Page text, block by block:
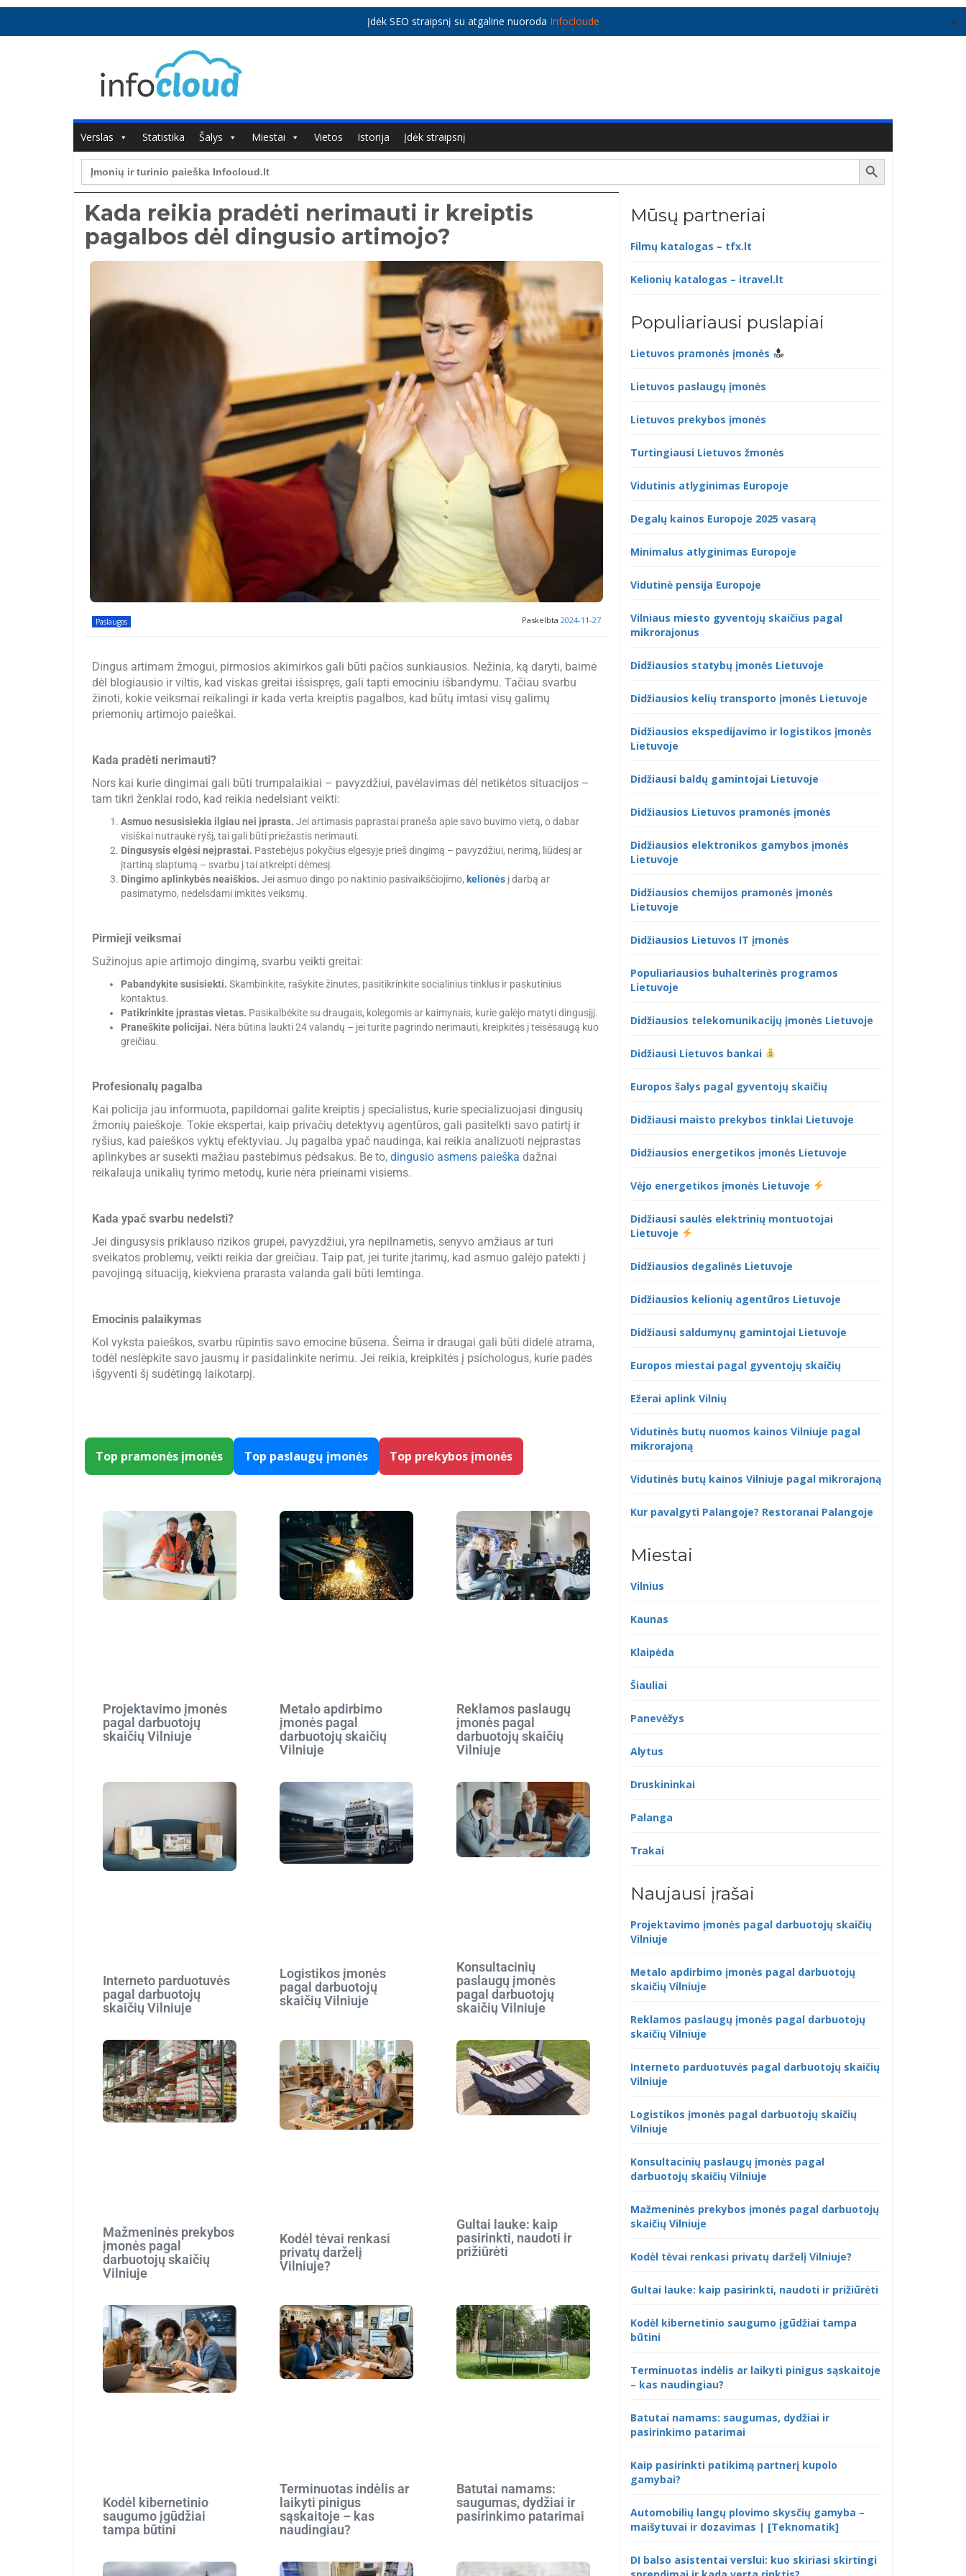
Įdėk SEO straipsnį su atgaline nuoroda Infocloude ✕
Verslas Statistika Šalys Miestai Vietos Istorija
Įdėk straipsnį
Search
for:
Search Button
Kada reikia pradėti nerimauti ir kreiptis
pagalbos dėl dingusio artimojo?
Paslaugos Paskelbta 2024-11-27
Dingus artimam žmogui, pirmosios akimirkos gali būti pačios sunkiausios. Nežinia, ką daryti, baimė
dėl blogiausio ir viltis, kad viskas greitai išsispręs, gali tapti emociniu išbandymu. Tačiau svarbu
žinoti, kokie veiksmai reikalingi ir kada verta kreiptis pagalbos, kad būtų imtasi visų galimų
priemonių artimojo paieškai.
Kada pradėti nerimauti?
Nors kai kurie dingimai gali būti trumpalaikiai – pavyzdžiui, pavėlavimas dėl netikėtos situacijos –
tam tikri ženklai rodo, kad reikia nedelsiant veikti:
Asmuo nesusisiekia ilgiau nei įprasta. Jei artimasis paprastai praneša apie savo buvimo vietą, o dabar
visiškai nutraukė ryšį, tai gali būti priežastis nerimauti.
Dingusysis elgėsi neįprastai. Pastebėjus pokyčius elgesyje prieš dingimą – pavyzdžiui, nerimą, liūdesį ar
įtartiną slaptumą – svarbu į tai atkreipti dėmesį.
Dingimo aplinkybės neaiškios. Jei asmuo dingo po naktinio pasivaikščiojimo, kelionės į darbą ar
pasimatymo, nedelsdami imkitės veiksmų.
Pirmieji veiksmai
Sužinojus apie artimojo dingimą, svarbu veikti greitai:
Pabandykite susisiekti. Skambinkite, rašykite žinutes, pasitikrinkite socialinius tinklus ir paskutinius
kontaktus.
Patikrinkite įprastas vietas. Pasikalbėkite su draugais, kolegomis ar kaimynais, kurie galėjo matyti dingusįjį.
Praneškite policijai. Nėra būtina laukti 24 valandų – jei turite pagrindo nerimauti, kreipkitės į teisėsaugą kuo
greičiau.
Profesionalų pagalba
Kai policija jau informuota, papildomai galite kreiptis į specialistus, kurie specializuojasi dingusių
žmonių paieškoje. Tokie ekspertai, kaip privačių detektyvų agentūros, gali pasitelkti savo patirtį ir
ryšius, kad paieškos vyktų efektyviau. Jų pagalba ypač naudinga, kai reikia analizuoti neįprastas
aplinkybes ar susekti mažiau pastebimus pėdsakus. Be to, dingusio asmens paieška dažnai
reikalauja unikalių tyrimo metodų, kurie nėra prieinami visiems.
Kada ypač svarbu nedelsti?
Jei dingusysis priklauso rizikos grupei, pavyzdžiui, yra nepilnametis, senyvo amžiaus ar turi
sveikatos problemų, veikti reikia dar greičiau. Taip pat, jei turite įtarimų, kad asmuo galėjo patekti į
pavojingą situaciją, kiekviena prarasta valanda gali būti lemtinga.
Emocinis palaikymas
Kol vyksta paieškos, svarbu rūpintis savo emocine būsena. Šeima ir draugai gali būti didelė atrama,
todėl neslėpkite savo jausmų ir pasidalinkite nerimu. Jei reikia, kreipkitės į psichologus, kurie padės
išgyventi šį sudėtingą laikotarpį.
Top pramonės įmonės Top paslaugų įmonės Top prekybos įmonės
Projektavimo įmonės
pagal darbuotojų
skaičių Vilniuje
Metalo apdirbimo
įmonės pagal
darbuotojų skaičių
Vilniuje
Reklamos paslaugų
įmonės pagal
darbuotojų skaičių
Vilniuje
Interneto parduotuvės
pagal darbuotojų
skaičių Vilniuje
Logistikos įmonės
pagal darbuotojų
skaičių Vilniuje
Konsultacinių
paslaugų įmonės
pagal darbuotojų
skaičių Vilniuje
Mažmeninės prekybos
įmonės pagal
darbuotojų skaičių
Vilniuje
Kodėl tėvai renkasi
privatų darželį
Vilniuje?
Gultai lauke: kaip
pasirinkti, naudoti ir
prižiūrėti
Kodėl kibernetinio
saugumo įgūdžiai
tampa būtini
Terminuotas indėlis ar
laikyti pinigus
sąskaitoje – kas
naudingiau?
Batutai namams:
saugumas, dydžiai ir
pasirinkimo patarimai
Mūsų partneriai
Filmų katalogas – tfx.lt
Kelionių katalogas – itravel.lt
Populiariausi puslapiai
Lietuvos pramonės įmonės
Lietuvos paslaugų įmonės
Lietuvos prekybos įmonės
Turtingiausi Lietuvos žmonės
Vidutinis atlyginimas Europoje
Degalų kainos Europoje 2025 vasarą
Minimalus atlyginimas Europoje
Vidutinė pensija Europoje
Vilniaus miesto gyventojų skaičius pagal
mikrorajonus
Didžiausios statybų įmonės Lietuvoje
Didžiausios kelių transporto įmonės Lietuvoje
Didžiausios ekspedijavimo ir logistikos įmonės
Lietuvoje
Didžiausi baldų gamintojai Lietuvoje
Didžiausios Lietuvos pramonės įmonės
Didžiausios elektronikos gamybos įmonės
Lietuvoje
Didžiausios chemijos pramonės įmonės
Lietuvoje
Didžiausios Lietuvos IT įmonės
Populiariausios buhalterinės programos
Lietuvoje
Didžiausios telekomunikacijų įmonės Lietuvoje
Didžiausi Lietuvos bankai
Europos šalys pagal gyventojų skaičių
Didžiausi maisto prekybos tinklai Lietuvoje
Didžiausios energetikos įmonės Lietuvoje
Vėjo energetikos įmonės Lietuvoje
Didžiausi saulės elektrinių montuotojai
Lietuvoje
Didžiausios degalinės Lietuvoje
Didžiausios kelionių agentūros Lietuvoje
Didžiausi saldumynų gamintojai Lietuvoje
Europos miestai pagal gyventojų skaičių
Ežerai aplink Vilnių
Vidutinės butų nuomos kainos Vilniuje pagal
mikrorajoną
Vidutinės butų kainos Vilniuje pagal mikrorajoną
Kur pavalgyti Palangoje? Restoranai Palangoje
Miestai
Vilnius
Kaunas
Klaipėda
Šiauliai
Panevėžys
Alytus
Druskininkai
Palanga
Trakai
Naujausi įrašai
Projektavimo įmonės pagal darbuotojų skaičių
Vilniuje
Metalo apdirbimo įmonės pagal darbuotojų
skaičių Vilniuje
Reklamos paslaugų įmonės pagal darbuotojų
skaičių Vilniuje
Interneto parduotuvės pagal darbuotojų skaičių
Vilniuje
Logistikos įmonės pagal darbuotojų skaičių
Vilniuje
Konsultacinių paslaugų įmonės pagal
darbuotojų skaičių Vilniuje
Mažmeninės prekybos įmonės pagal darbuotojų
skaičių Vilniuje
Kodėl tėvai renkasi privatų darželį Vilniuje?
Gultai lauke: kaip pasirinkti, naudoti ir prižiūrėti
Kodėl kibernetinio saugumo įgūdžiai tampa
būtini
Terminuotas indėlis ar laikyti pinigus sąskaitoje
– kas naudingiau?
Batutai namams: saugumas, dydžiai ir
pasirinkimo patarimai
Kaip pasirinkti patikimą partnerį kupolo
gamybai?
Automobilių langų plovimo skysčių gamyba –
maišytuvai ir dozavimas | [Teknomatik]
DI balso asistentai verslui: kuo skiriasi skirtingi